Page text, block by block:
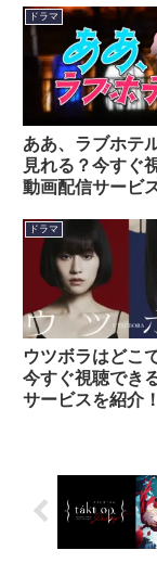
ドラマ
ああ、ラブホテ
見れる？今すぐ
動画配信サービ
ドラマ
ウツボラはどこ
今すぐ視聴でき
サービスを紹介！